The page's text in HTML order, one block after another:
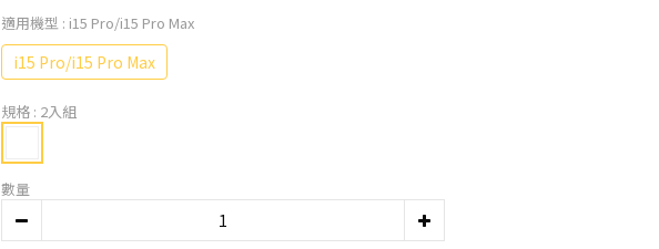
適用機型 : i15 Pro/i15 Pro Max
i15 Pro/i15 Pro Max
規格 : 2入組
數量